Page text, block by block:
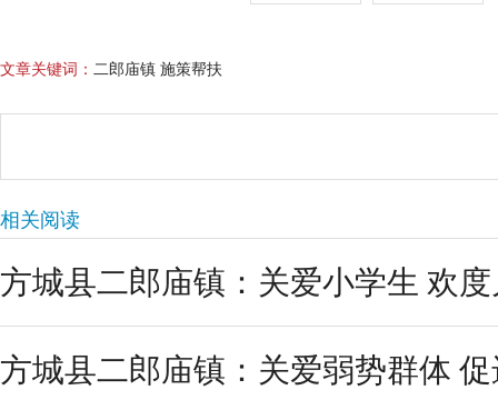
文章关键词： 二郎庙镇 施策帮扶
相关阅读
方城县二郎庙镇：关爱小学生 欢
方城县二郎庙镇：关爱弱势群体